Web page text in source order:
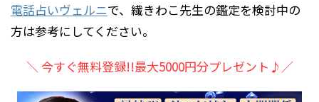
電話占いヴェルニで、繊きわこ先生の鑑定を検討中の
方は参考にしてください。
＼ 今すぐ無料登録!!最大5000円分プレゼント♪／